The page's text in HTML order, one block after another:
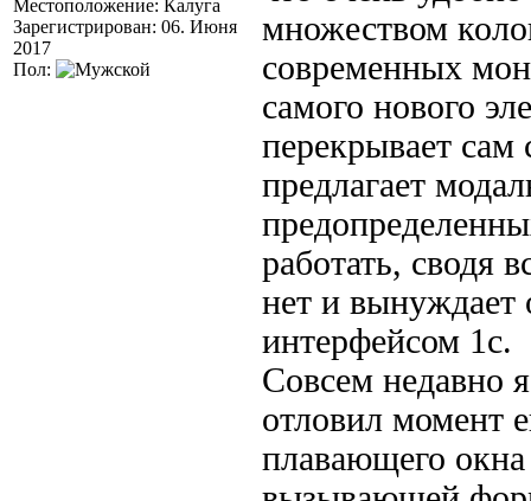
Местоположение: Калуга
Зарегистрирован: 06. Июня
2017
Пол:
множеством
современных
самого нового
перекрывает сам
предлагает
работать, сводя
нет и вынуждает
интерфейсом 1с.
Совсем недавно
отловил момент
плавающего